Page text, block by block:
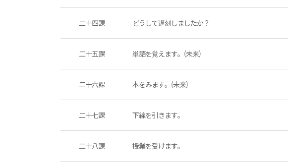
二十四課 どうして遅刻しましたか？
二十五課 単語を覚えます。(未来)
二十六課 本をみます。(未来)
二十七課 下線を引きます。
二十八課 授業を受けます。